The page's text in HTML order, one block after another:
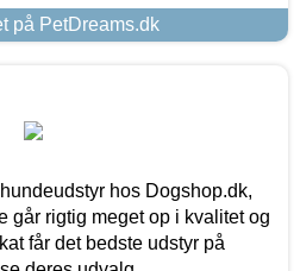
på PetDreams.dk
hos Dogshop.dk,
går rigtig meget op i kvalitet og
får det bedste udstyr på